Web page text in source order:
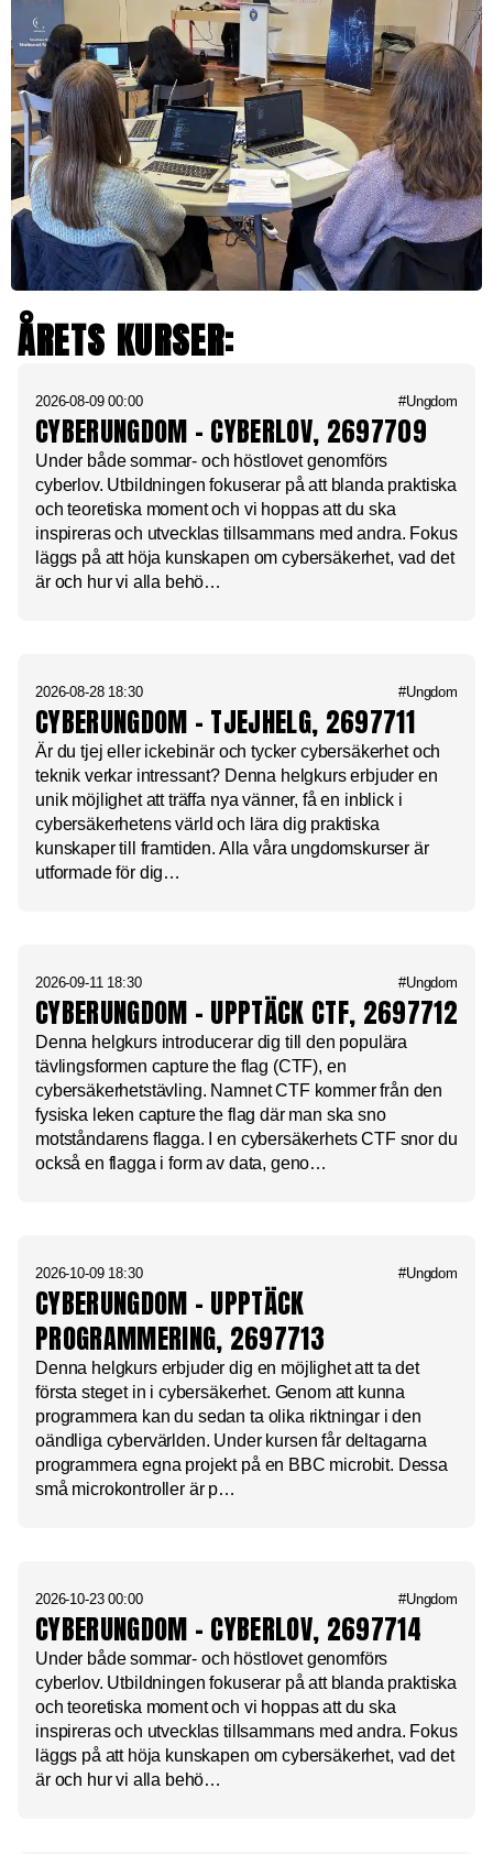
ÅRETS KURSER:
2026-08-09 00:00 #Ungdom
CYBERUNGDOM – CYBERLOV, 2697709
Under både sommar- och höstlovet genomförs
cyberlov. Utbildningen fokuserar på att blanda praktiska
och teoretiska moment och vi hoppas att du ska
inspireras och utvecklas tillsammans med andra. Fokus
läggs på att höja kunskapen om cybersäkerhet, vad det
är och hur vi alla behö…
2026-08-28 18:30 #Ungdom
CYBERUNGDOM – TJEJHELG, 2697711
Är du tjej eller ickebinär och tycker cybersäkerhet och
teknik verkar intressant? Denna helgkurs erbjuder en
unik möjlighet att träffa nya vänner, få en inblick i
cybersäkerhetens värld och lära dig praktiska
kunskaper till framtiden. Alla våra ungdomskurser är
utformade för dig…
2026-09-11 18:30 #Ungdom
CYBERUNGDOM – UPPTÄCK CTF, 2697712
Denna helgkurs introducerar dig till den populära
tävlingsformen capture the flag (CTF), en
cybersäkerhetstävling. Namnet CTF kommer från den
fysiska leken capture the flag där man ska sno
motståndarens flagga. I en cybersäkerhets CTF snor du
också en flagga i form av data, geno…
2026-10-09 18:30 #Ungdom
CYBERUNGDOM – UPPTÄCK
PROGRAMMERING, 2697713
Denna helgkurs erbjuder dig en möjlighet att ta det
första steget in i cybersäkerhet. Genom att kunna
programmera kan du sedan ta olika riktningar i den
oändliga cybervärlden. Under kursen får deltagarna
programmera egna projekt på en BBC microbit. Dessa
små microkontroller är p…
2026-10-23 00:00 #Ungdom
CYBERUNGDOM – CYBERLOV, 2697714
Under både sommar- och höstlovet genomförs
cyberlov. Utbildningen fokuserar på att blanda praktiska
och teoretiska moment och vi hoppas att du ska
inspireras och utvecklas tillsammans med andra. Fokus
läggs på att höja kunskapen om cybersäkerhet, vad det
är och hur vi alla behö…